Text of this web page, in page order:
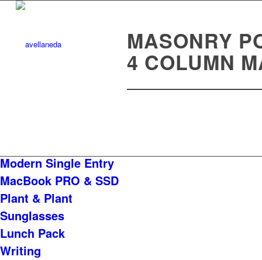
MASONRY
4 COLUMN
Modern Single Entry
MacBook PRO & SSD
Plant & Plant
Sunglasses
Lunch Pack
Writing